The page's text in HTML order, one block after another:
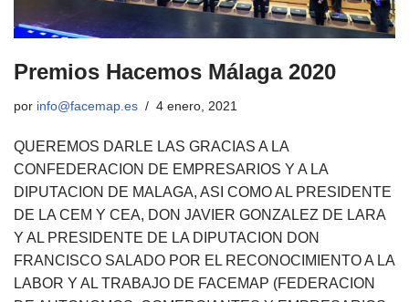
Premios Hacemos Málaga 2020
por info@facemap.es 4 enero, 2021
QUEREMOS DARLE LAS GRACIAS A LA
CONFEDERACION DE EMPRESARIOS Y A LA
DIPUTACION DE MALAGA, ASI COMO AL PRESIDENTE
DE LA CEM Y CEA, DON JAVIER GONZALEZ DE LARA
Y AL PRESIDENTE DE LA DIPUTACION DON
FRANCISCO SALADO POR EL RECONOCIMIENTO A LA
LABOR Y AL TRABAJO DE FACEMAP (FEDERACION